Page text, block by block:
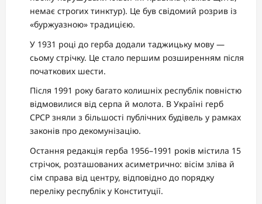
немає строгих тинктур). Це був свідомий розрив із
«буржуазною» традицією.
У 1931 році до герба додали таджицьку мову —
сьому стрічку. Це стало першим розширенням після
початкових шести.
Після 1991 року багато колишніх республік повністю
відмовилися від серпа й молота. В Україні герб
СРСР зняли з більшості публічних будівель у рамках
законів про декомунізацію.
Остання редакція герба 1956–1991 років містила 15
стрічок, розташованих асиметрично: вісім зліва й
сім справа від центру, відповідно до порядку
переліку республік у Конституції.